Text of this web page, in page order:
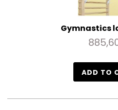
Gymnastics
ADD TO